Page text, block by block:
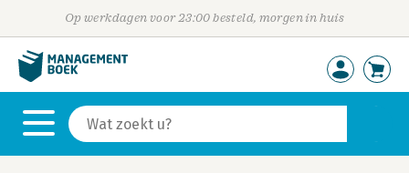
Op werkdagen voor 23:00 besteld, morgen in huis